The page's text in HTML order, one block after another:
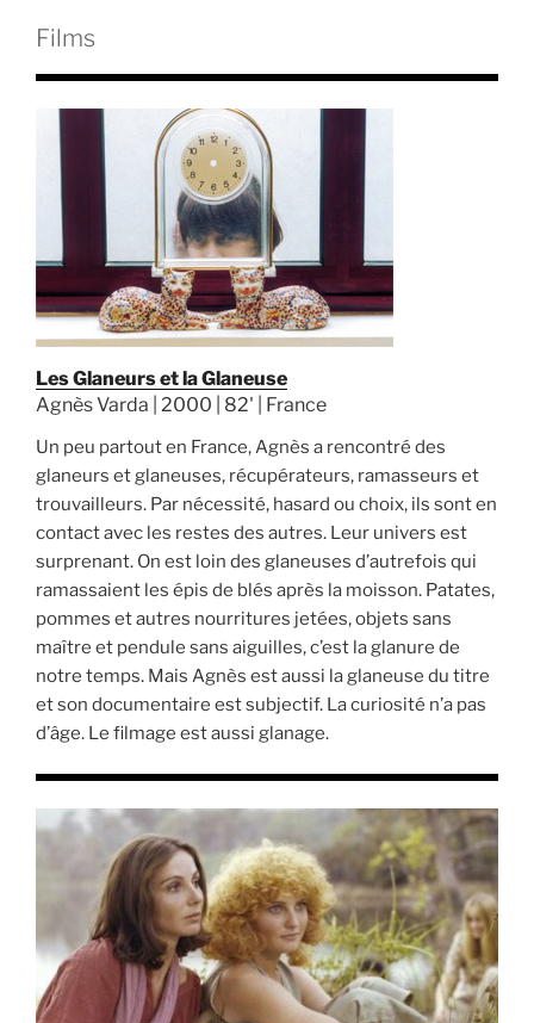
Films
Les Glaneurs et la Glaneuse
Agnès Varda | 2000 | 82' | France
Un peu partout en France, Agnès a rencontré des
glaneurs et glaneuses, récupérateurs, ramasseurs et
trouvailleurs. Par nécessité, hasard ou choix, ils sont en
contact avec les restes des autres. Leur univers est
surprenant. On est loin des glaneuses d’autrefois qui
ramassaient les épis de blés après la moisson. Patates,
pommes et autres nourritures jetées, objets sans
maître et pendule sans aiguilles, c’est la glanure de
notre temps. Mais Agnès est aussi la glaneuse du titre
et son documentaire est subjectif. La curiosité n’a pas
d’âge. Le filmage est aussi glanage.